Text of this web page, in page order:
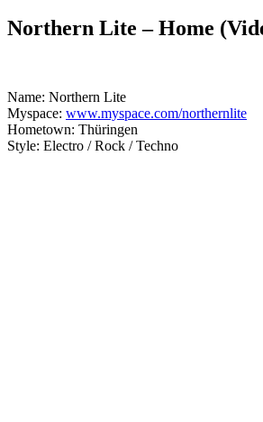
Northern Lite – Home
Name: Northern Lite
Myspace: www.myspace.com/northernlite
Hometown: Thüringen
Style: Electro / Rock / Techno